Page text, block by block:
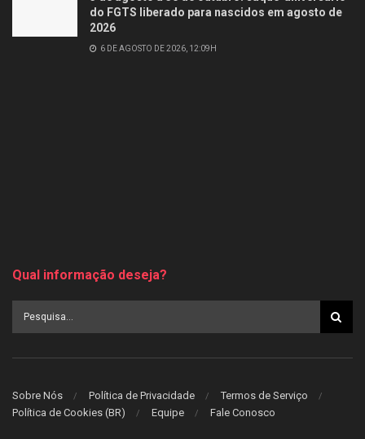
do FGTS liberado para nascidos em agosto de
2026
6 DE AGOSTO DE 2026, 12:09H
Qual informação deseja?
Sobre Nós Política de Privacidade
Termos de Serviço
Política de Cookies (BR)
Equipe Fale Conosco